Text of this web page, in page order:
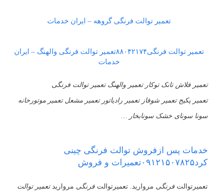
تعمیر توالت فرنگی گروهه – ایران خدمات
تعمیر توالت فرنگی۸۸۰۴۲۱۷۴تعمیر توالت فرنگی والهنگ – ایران
خدمات
تعمیر فلاش تانک توکار تعمیر والهنگ تعمیر توالت فرنگی
تعمیر پکیج تعمیر شوفاز تعمیر رادیاتور تعمیر مشعل تعمیر موتورخانه
سونا سونای خشک سونابخار …
خدمات پس ازفروش توالت فرنگی چینی
کرد۰۹۱۲۱۵۰۷۸۲۵تعمیرات و فروش
تعمیرتوالت فرنگی مروارید. تعمیرتوالت فرنگی مرواریدتعمیر توالت